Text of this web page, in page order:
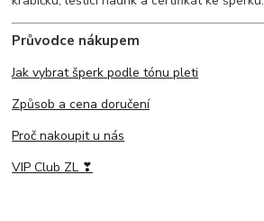
Průvodce nákupem
Jak vybrat šperk podle tónu pleti
Způsob a cena doručení
Proč nakoupit u nás
VIP Club ZL ❣